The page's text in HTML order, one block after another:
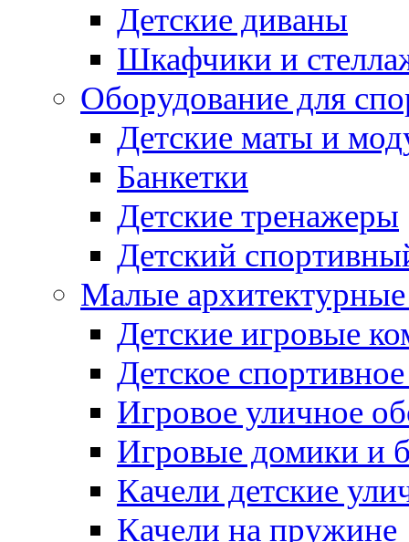
Детские диваны
Шкафчики и
Оборудование для
Детские маты и
Банкетки
Детские тренажеры
Детский
Малые
Детские игровые
Детское
Игровое уличное
Игровые домики и
Качели детские
Качели на пружине